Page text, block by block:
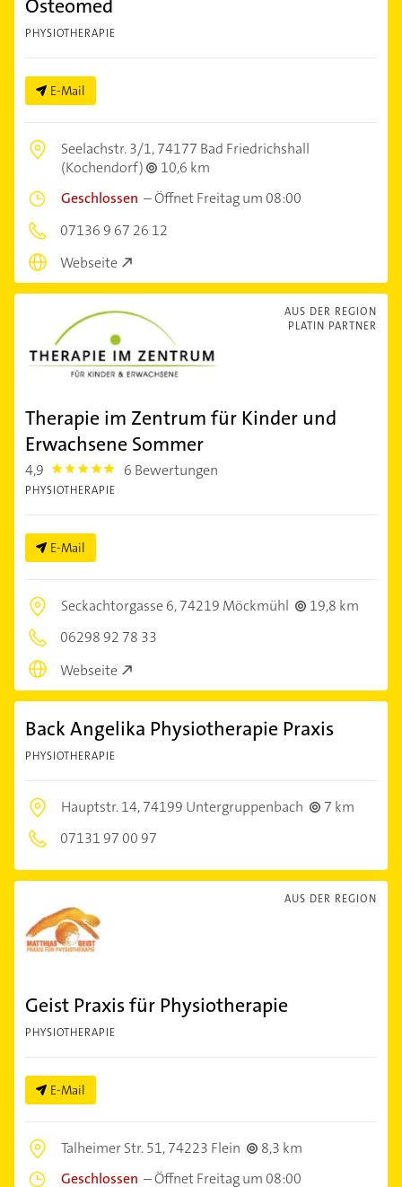
Osteomed
PHYSIOTHERAPIE
E-Mail
Seelachstr. 3/1,74177 Bad Friedrichshall
(Kochendorf)
10,6 km
Geschlossen –Öffnet Freitag um 08:00
07136 9 67 26 12
Webseite
AUS DER REGION
PLATIN PARTNER
Therapie im Zentrum für Kinder und
Erwachsene Sommer
4,9 4.9 6 Bewertungen
PHYSIOTHERAPIE
E-Mail
Seckachtorgasse 6,74219 Möckmühl
19,8 km
06298 92 78 33
Webseite
Back Angelika Physiotherapie Praxis
PHYSIOTHERAPIE
Hauptstr. 14,74199 Untergruppenbach
7 km
07131 97 00 97
AUS DER REGION
Geist Praxis für Physiotherapie
PHYSIOTHERAPIE
E-Mail
Talheimer Str. 51,74223 Flein
8,3 km
Geschlossen –Öffnet Freitag um 08:00